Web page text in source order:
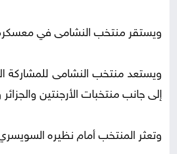
ويستقر منتخب النشامى في معسكره
ويستعد منتخب النشامى للمشاركة
إلى جانب منتخبات الأرجنتين
وتعثر المنتخب أمام نظيره السويسري 1-4، في اللقاء الودي الذي أقيم الأحد، على ملعب